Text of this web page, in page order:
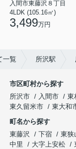
入間市東藤沢８丁目
4LDK (105.16㎡)
3,499万円
一覧 所沢駅
市区町村から探す
所沢市
入間市 東
東久留米市
東大和
町名から探す
東藤沢
下宿 東狭
中里
大字上安松